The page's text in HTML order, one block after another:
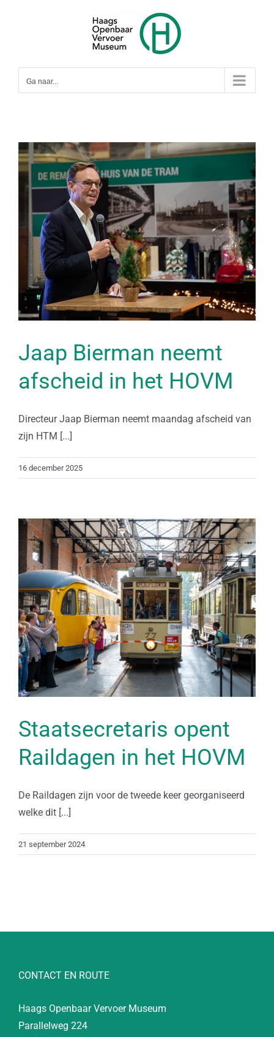
Ga naar...
Jaap Bierman neemt
afscheid in het HOVM
Directeur Jaap Bierman neemt maandag afscheid van
zijn HTM [...]
16 december 2025
Staatsecretaris opent
Raildagen in het HOVM
De Raildagen zijn voor de tweede keer georganiseerd
welke dit [...]
21 september 2024
CONTACT EN ROUTE
Haags Openbaar Vervoer Museum
Parallelweg 224